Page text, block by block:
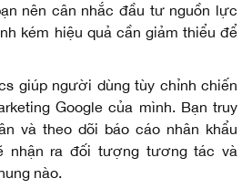
nên cân nhắc đầu tư nguồn lực
kém hiệu quả cần giảm thiểu để
giúp người dùng tùy chỉnh chiến
Google của mình. Bạn truy
và theo dõi báo cáo nhân khẩu
nhận ra đối tượng tương tác và
nào.